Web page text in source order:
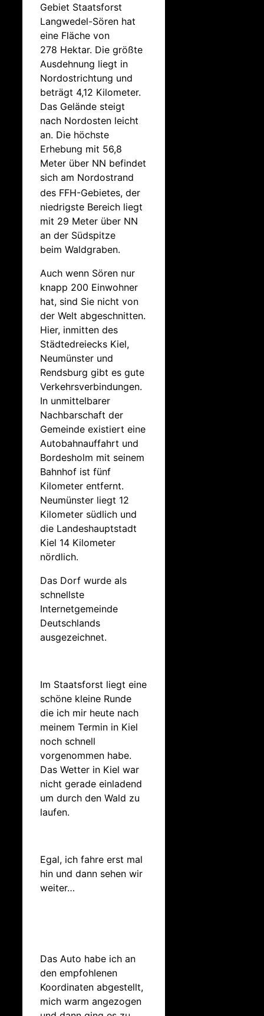
Gebiet Staatsforst
Langwedel-Sören hat
eine Fläche von
278 Hektar. Die größte
Ausdehnung liegt in
Nordostrichtung und
beträgt 4,12 Kilometer.
Das Gelände steigt
nach Nordosten leicht
an. Die höchste
Erhebung mit 56,8
Meter über NN befindet
sich am Nordostrand
des FFH-Gebietes, der
niedrigste Bereich liegt
mit 29 Meter über NN
an der Südspitze
beim Waldgraben.
Auch wenn Sören nur
knapp 200 Einwohner
hat, sind Sie nicht von
der Welt abgeschnitten.
Hier, inmitten des
Städtedreiecks Kiel,
Neumünster und
Rendsburg gibt es gute
Verkehrsverbindungen.
In unmittelbarer
Nachbarschaft der
Gemeinde existiert eine
Autobahnauffahrt und
Bordesholm mit seinem
Bahnhof ist fünf
Kilometer entfernt.
Neumünster liegt 12
Kilometer südlich und
die Landeshauptstadt
Kiel 14 Kilometer
nördlich.
Das Dorf wurde als
schnellste
Internetgemeinde
Deutschlands
ausgezeichnet.
Im Staatsforst liegt eine
schöne kleine Runde
die ich mir heute nach
meinem Termin in Kiel
noch schnell
vorgenommen habe.
Das Wetter in Kiel war
nicht gerade einladend
um durch den Wald zu
laufen.
Egal, ich fahre erst mal
hin und dann sehen wir
weiter…
Das Auto habe ich an
den empfohlenen
Koordinaten abgestellt,
mich warm angezogen